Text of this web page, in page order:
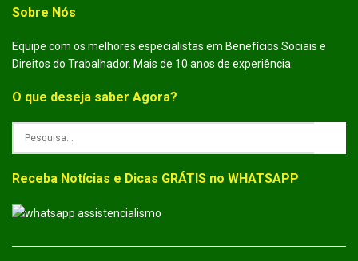
Sobre Nós
Equipe com os melhores especialistas em Benefícios Sociais e
Direitos do Trabalhador. Mais de 10 anos de experiência.
O que deseja saber Agora?
Receba Notícias e Dicas GRÁTIS no WHATSAPP